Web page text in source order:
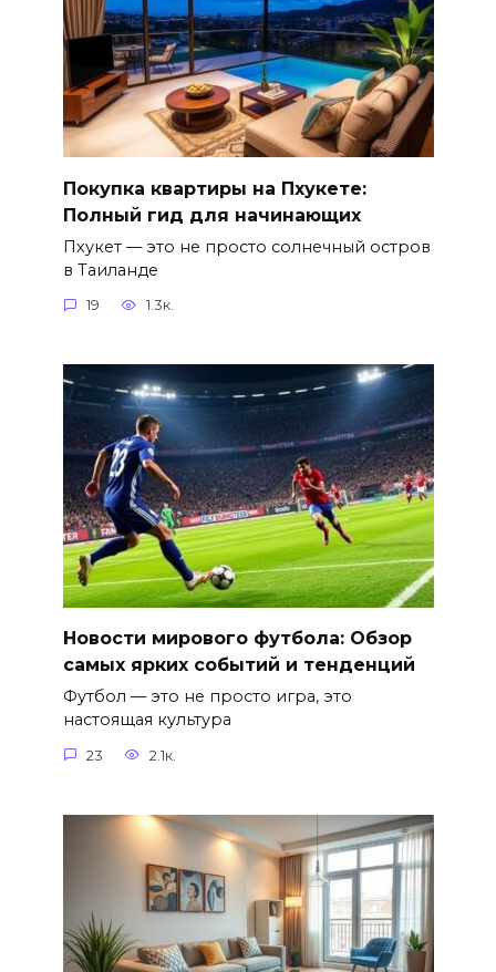
Покупка квартиры на Пхукете:
Полный гид для начинающих
Пхукет — это не просто солнечный остров
в Таиланде
19 1.3к.
Новости мирового футбола: Обзор
самых ярких событий и тенденций
Футбол — это не просто игра, это
настоящая культура
23 2.1к.